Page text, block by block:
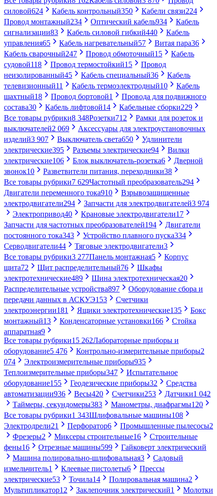
силовой624 Кабель контрольный350 Кабели связи224
Провод монтажный234 Оптический кабель934
Кабель
сигнализации83 Кабель силовой гибкий440
Кабель
управления65 Кабель нагревательный57 Витая пара36
Кабель сварочный247 Провод обмоточный15
Кабель
судовой118 Провод термостойкий15
Провод
неизолированный45 Кабель специальный36
Кабель
телевизионный11 Кабель термоэлектродный10
Кабель
шахтный18 Провод бортовой1
Провода для подвижного
состава30 Кабель лифтовой14 Кабельные сборки229
Все товары рубрики8 348Розетки712
Рамки для розеток и
выключателей2 069
Аксессуары для электроустановочных
изделий3 907 Выключатель света650
Удлинители
электрические395 Разъемы электрические94
Вилки
электрические106 Блок выключатель-розетка6
Дверной
звонок10 Разветвители питания, переходники38
Все товары рубрики7 629Частотный преобразователь294
Двигатели переменного тока910
Взрывозащищенные
электродвигатели294 Запчасти для электродвигателей3 974
Электропривод40 Крановые электродвигатели17
Запчасти для частотных преобразователей194
Двигатели
постоянного тока343 Устройство плавного пуска334
Серводвигатели44 Тяговые электродвигатели3
Все товары рубрики3 277Панель монтажная5
Корпус
щита72 Щит распределительный76
Шкафы
электротехнические489 Шина электротехническая20
Распределительные устройства897
Оборудование сбора и
передачи данных в АСКУЭ153
Счетчики
электроэнергии181 Ящики электротехнические135
Бокс
монтажный13 Конденсаторные установки166
Стойка
аппаратная9
Все товары рубрики15 262Лабораторные приборы и
оборудование5 476 Контрольно-измерительные приборы2
074
Электроизмерительные приборы935
Теплоизмерительные приборы347
Испытательное
оборудование155 Геодезические приборы32
Средства
автоматизации936 Весы420 Счетчики253 Датчики1 042
Таймеры, секундомеры383 Манометры, диафрагмы120
Все товары рубрики1 343Шлифовальные машины108
Электродрели21 Перфоратор6 Промышленные пылесосы2
Фрезеры2 Миксеры строительные16
Строительные
фены16 Отрезные машины599
Гайковерт электрический
Машина полировально-шлифовальная3
Садовый
измельчитель1 Клеевые пистолеты6
Прессы
электрические53 Точила14 Полировальная машина2
Мультипликатор12 Заклепочник электрический1
Молотки